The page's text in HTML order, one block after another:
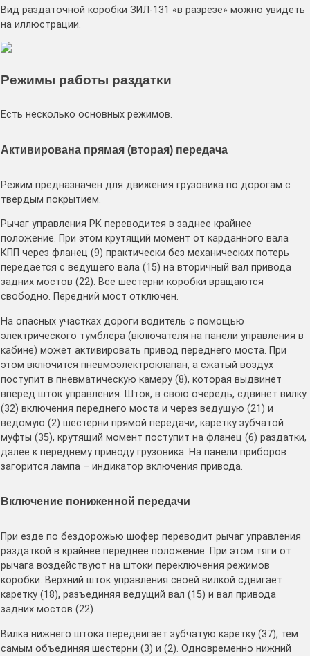
Вид раздаточной коробки ЗИЛ-131 «в разрезе» можно увидеть
на иллюстрации.
Режимы работы раздатки
Есть несколько основных режимов.
Активирована прямая (вторая) передача
Режим предназначен для движения грузовика по дорогам с
твердым покрытием.
Рычаг управления РК переводится в заднее крайнее
положение. При этом крутящий момент от карданного вала
КПП через фланец (9) практически без механических потерь
передается с ведущего вала (15) на вторичный вал привода
задних мостов (22). Все шестерни коробки вращаются
свободно. Передний мост отключен.
На опасных участках дороги водитель с помощью
электрического тумблера (включателя на панели управления в
кабине) может активировать привод переднего моста. При
этом включится пневмоэлектроклапан, а сжатый воздух
поступит в пневматическую камеру (8), которая выдвинет
вперед шток управления. Шток, в свою очередь, сдвинет вилку
(32) включения переднего моста и через ведущую (21) и
ведомую (2) шестерни прямой передачи, каретку зубчатой
муфты (35), крутящий момент поступит на фланец (6) раздатки,
далее к переднему приводу грузовика. На панели приборов
загорится лампа – индикатор включения привода.
Включение пониженной передачи
При езде по бездорожью шофер переводит рычаг управления
раздаткой в крайнее переднее положение. При этом тяги от
рычага воздействуют на штоки переключения режимов
коробки. Верхний шток управления своей вилкой сдвигает
каретку (18), разъединяя ведущий вал (15) и вал привода
задних мостов (22).
Вилка нижнего штока передвигает зубчатую каретку (37), тем
самым объединяя шестерни (3) и (2). Одновременно нижний